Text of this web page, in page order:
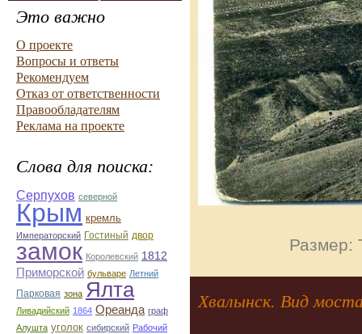
Это важно
О проекте
Вопросы и ответы
Рекомендуем
Отказ от ответственности
Правообладателям
Реклама на проекте
Слова для поиска:
Серпухов северной
Крым кремль
Императорский Гостиный двор
замок Королевский 1812
Приморской бульваре Летний
Парковая зона Ялта
Ливадийский 1864 Ореанда граф
Алушта уголок сибирский Рабочий
Размер:
Хвалынск. Вид